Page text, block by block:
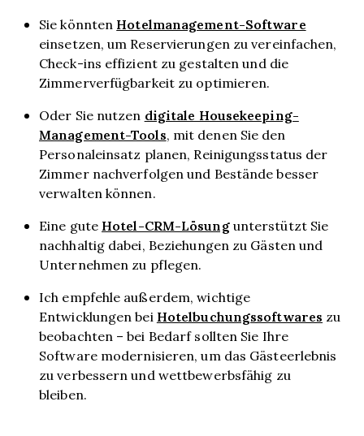
Sie könnten Hotelmanagement-Software
einsetzen, um Reservierungen zu vereinfachen,
Check-ins effizient zu gestalten und die
Zimmerverfügbarkeit zu optimieren.
Oder Sie nutzen digitale Housekeeping-
Management-Tools, mit denen Sie den
Personaleinsatz planen, Reinigungsstatus der
Zimmer nachverfolgen und Bestände besser
verwalten können.
Eine gute Hotel-CRM-Lösungunterstützt Sie
nachhaltig dabei, Beziehungen zu Gästen und
Unternehmen zu pflegen.
Ich empfehle außerdem, wichtige
Entwicklungen bei Hotelbuchungssoftwares zu
beobachten – bei Bedarf sollten Sie Ihre
Software modernisieren, um das Gästeerlebnis
zu verbessern und wettbewerbsfähig zu
bleiben.